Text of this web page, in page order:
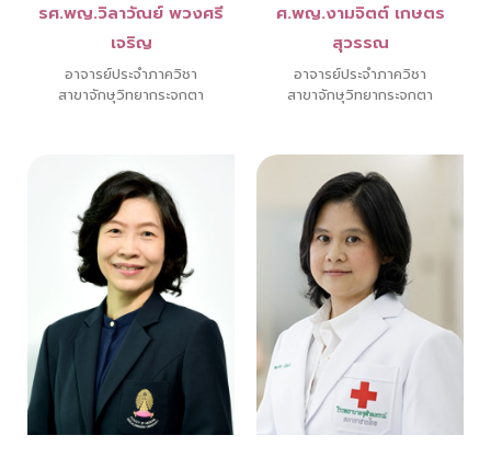
รศ.พญ.วิลาวัณย์ พวงศรี
เจริญ
อาจารย์ประจำภาควิชา
สาขาจักษุวิทยากระจกตา
ศ.พญ.งามจิตต์ เกษตร
สุวรรณ
อาจารย์ประจำภาควิชา
สาขาจักษุวิทยากระจกตา